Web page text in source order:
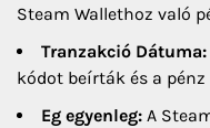
Steam Wallethoz való
Tranzakció Dátuma:
kódot beírták és a
Eg egyenleg: A